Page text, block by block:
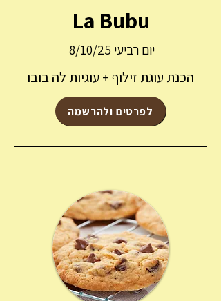
La Bubu
יום רביעי 8/10/25
הכנת עוגת זילוף + עוגיות לה בובו
לפרטים ולהרשמה